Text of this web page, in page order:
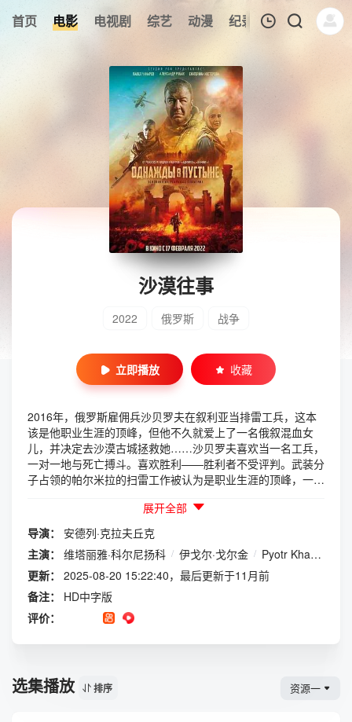
首页 电影 电视剧 综艺 动漫 纪录片 午夜剧场
我的观影记录
暂无观看影片的记录
沙漠往事
2022 俄罗斯 战争
立即播放 收藏
2016年，俄罗斯雇佣兵沙贝罗夫在叙利亚当排雷工兵，这本
该是他职业生涯的顶峰，但他不久就爱上了一名俄叙混血女
儿，并决定去沙漠古城拯救她……沙贝罗夫喜欢当一名工兵，
一对一地与死亡搏斗。喜欢胜利——胜利者不受评判。武装分
子占领的帕尔米拉的扫雷工作被认为是职业生涯的顶峰，一个
半俄罗斯血统，他最近救了她，并暗暗梦想着再次见到她。我
的心因计划而漏跳了一拍。但越是靠近古城，与年轻队长的冲
突就越激烈，敌人的行动也更加阴险狡诈。风险、原则、死亡
和爱紧紧地交织在一起，就像等待爆炸的雷管的电线：解不开
是不可能的，切断却是危险的.行动发生在叙利亚。沙贝罗夫
是一名非常热爱自己工作的军人。毫无疑问地执行了他的所有
服务，他是一名工兵。他习惯了直视死亡的眼睛，他每天都在
与死亡作斗争。沙贝罗夫和他的战友必须清除古城中安装的危
见到一个他最近帮助过的年轻女孩。她有一半俄罗斯血统，一
展开全部
导演：
安德列·克拉夫丘克
主演：
维塔丽雅·科尔尼扬科 / 伊戈尔·戈尔金 / Pyotr Kharchenko
更新：
2025-08-20 15:22:40，最后更新于11月前
备注：
HD中字版
评价：
选集播放 排序 资源一